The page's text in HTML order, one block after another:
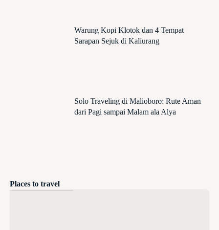
Warung Kopi Klotok dan 4 Tempat
Sarapan Sejuk di Kaliurang
Solo Traveling di Malioboro: Rute Aman
dari Pagi sampai Malam ala Alya
Places to travel